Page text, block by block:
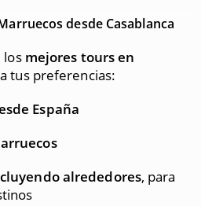
desde Casablanca
los mejores tours en
tus preferencias:
España
alrededores, para